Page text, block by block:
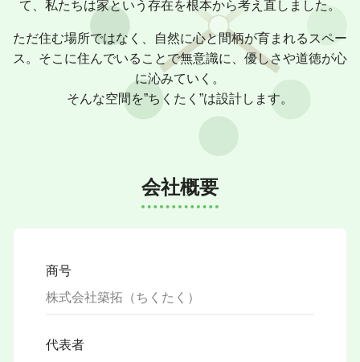
て、私たちは家という存在を根本から考え直しました。
ただ住む場所ではなく、自然に心と間柄が育まれるスペー
ス。そこに住んでいることで無意識に、優しさや道徳が心
に沁みていく。
そんな空間を”ちくたく”は設計します。
会社概要
商号
株式会社築拓（ちくたく）
代表者